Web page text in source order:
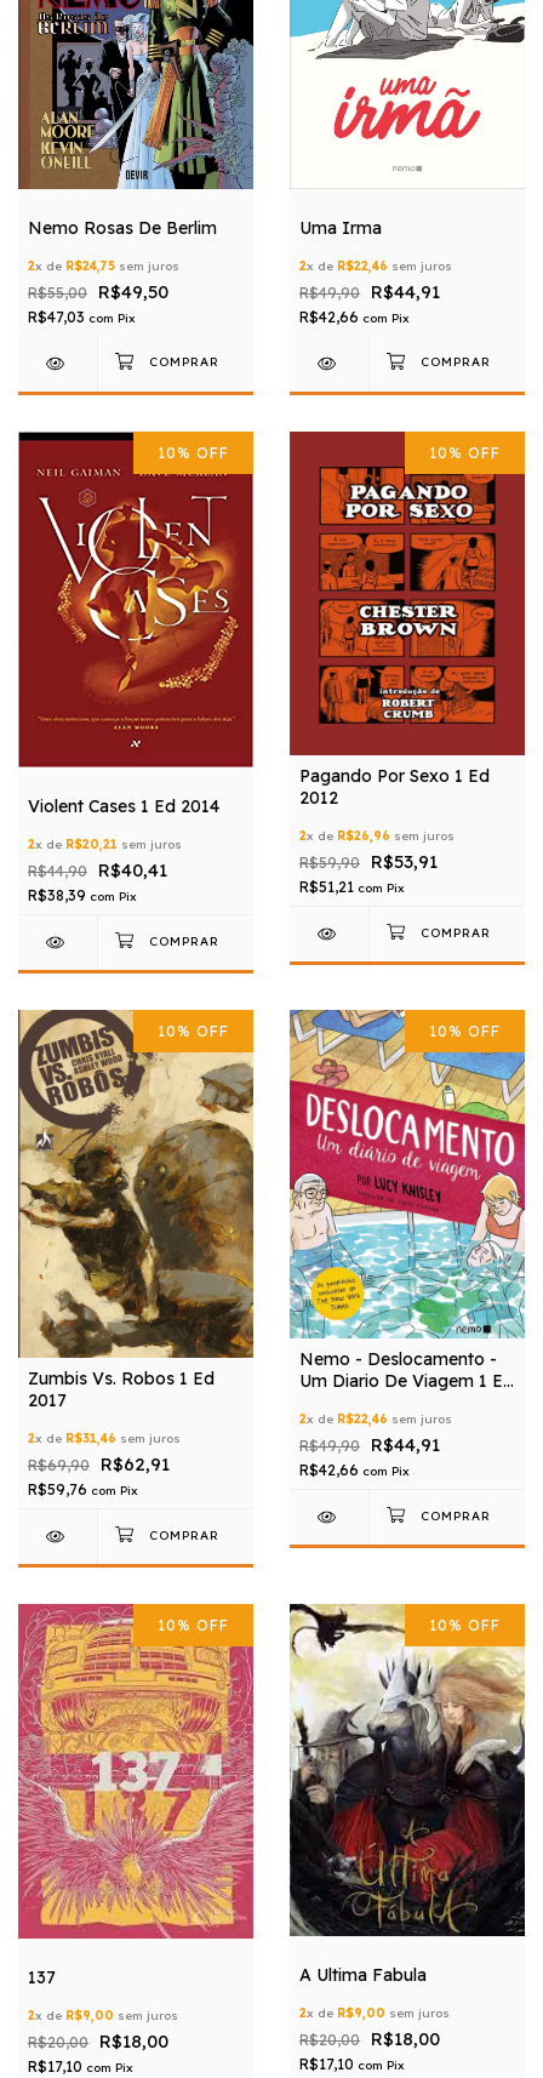
Nemo Rosas De Berlim
2x de R$24,75 sem juros
R$55,00 R$49,50
R$47,03 com Pix
Uma Irma
2x de R$22,46 sem juros
R$49,90 R$44,91
R$42,66 com Pix
10% OFF
Violent Cases 1 Ed 2014
2x de R$20,21 sem juros
R$44,90 R$40,41
R$38,39 com Pix
10% OFF
Pagando Por Sexo 1 Ed
2012
2x de R$26,96 sem juros
R$59,90 R$53,91
R$51,21 com Pix
10% OFF
Zumbis Vs. Robos 1 Ed
2017
2x de R$31,46 sem juros
R$69,90 R$62,91
R$59,76 com Pix
10% OFF
Nemo - Deslocamento -
Um Diario De Viagem 1 Ed
2x de R$22,46 sem juros
R$49,90 R$44,91
R$42,66 com Pix
10% OFF
137
2x de R$9,00 sem juros
R$20,00 R$18,00
R$17,10 com Pix
10% OFF
A Ultima Fabula
2x de R$9,00 sem juros
R$20,00 R$18,00
R$17,10 com Pix